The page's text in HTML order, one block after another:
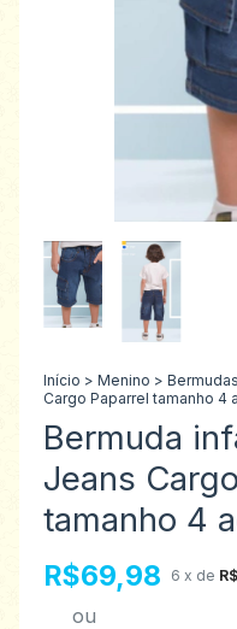
Início > Menino > Bermudas
Cargo Paparrel tamanho 4
Bermuda
Jeans
tamanho 4
R$69,98 6 x de
ou